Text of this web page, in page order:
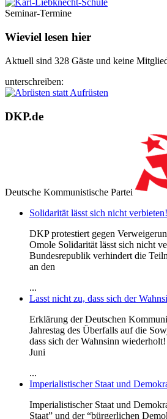
Seminar-Termine
Wieviel lesen hier
Aktuell sind 328 Gäste und keine
unterschreiben:
DKP.de
Deutsche Kommunistische Partei
Solidarität lässt sich nicht verbieten!
DKP protestiert gegen
Omole Solidarität lässt sich nicht
Bundesrepublik verhindert die
an den
...
Lasst nicht zu, dass sich der
Erklärung der Deutschen
Jahrestag des Überfalls auf die
dass sich der Wahnsinn
Juni
...
Imperialistischer Staat und
Imperialistischer Staat und
Staat” und der “bürgerlichen